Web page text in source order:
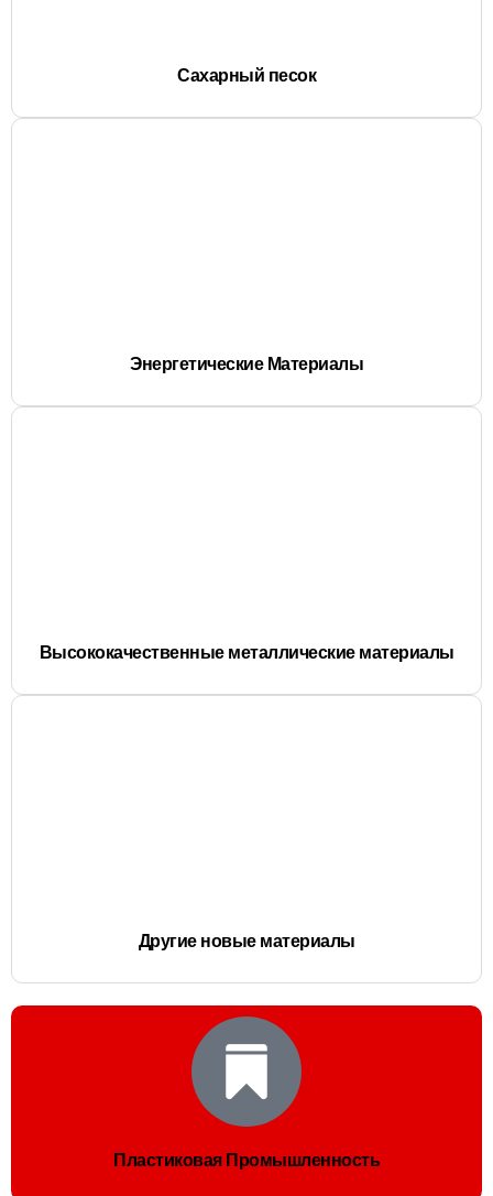
Сахарный песок
Энергетические Материалы
Высококачественные металлические материалы
Другие новые материалы
Пластиковая Промышленность